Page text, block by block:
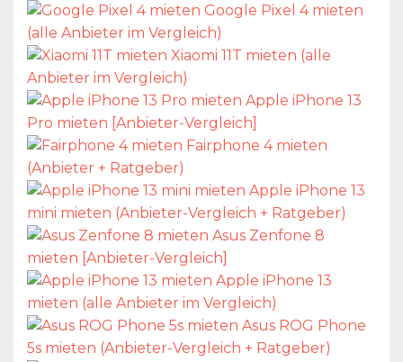
Google Pixel 4 mieten
(alle Anbieter im Vergleich)
Xiaomi 11T mieten (alle
Anbieter im Vergleich)
Apple iPhone 13
Pro mieten [Anbieter-Vergleich]
Fairphone 4 mieten
(Anbieter + Ratgeber)
Apple iPhone 13
mini mieten (Anbieter-Vergleich + Ratgeber)
Asus Zenfone 8
mieten [Anbieter-Vergleich]
Apple iPhone 13
mieten (alle Anbieter im Vergleich)
Asus ROG Phone
5s mieten (Anbieter-Vergleich + Ratgeber)